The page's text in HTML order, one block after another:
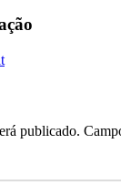
publicado.